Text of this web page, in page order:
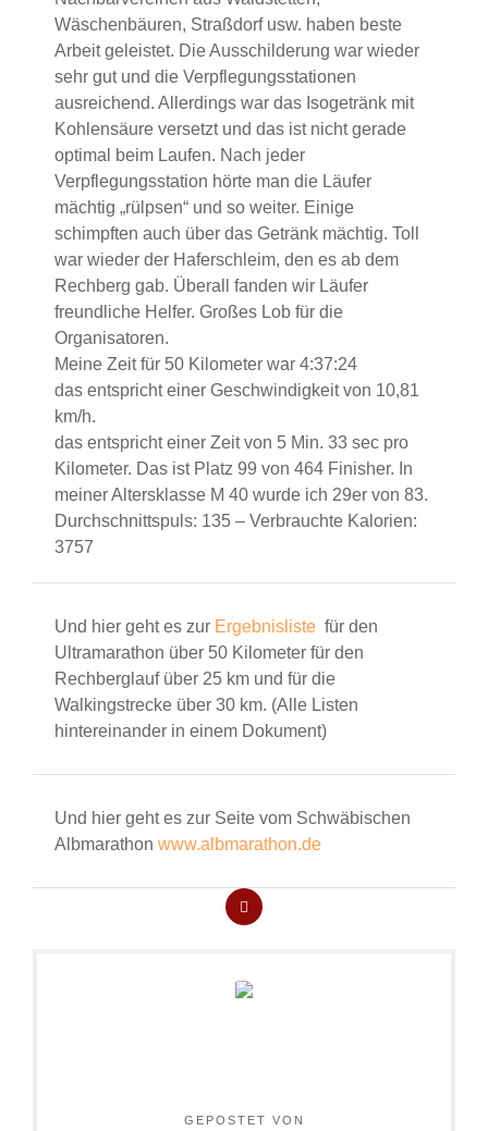
Wäschenbäuren, Straßdorf usw. haben beste
Arbeit geleistet. Die Ausschilderung war wieder
sehr gut und die Verpflegungsstationen
ausreichend. Allerdings war das Isogetränk mit
Kohlensäure versetzt und das ist nicht gerade
optimal beim Laufen. Nach jeder
Verpflegungsstation hörte man die Läufer
mächtig „rülpsen“ und so weiter. Einige
schimpften auch über das Getränk mächtig. Toll
war wieder der Haferschleim, den es ab dem
Rechberg gab. Überall fanden wir Läufer
freundliche Helfer. Großes Lob für die
Organisatoren.
Meine Zeit für 50 Kilometer war 4:37:24
das entspricht einer Geschwindigkeit von 10,81
km/h.
das entspricht einer Zeit von 5 Min. 33 sec pro
Kilometer. Das ist Platz 99 von 464 Finisher. In
meiner Altersklasse M 40 wurde ich 29er von 83.
Durchschnittspuls: 135 – Verbrauchte Kalorien:
3757
Und hier geht es zur Ergebnisliste für den
Ultramarathon über 50 Kilometer für den
Rechberglauf über 25 km und für die
Walkingstrecke über 30 km. (Alle Listen
hintereinander in einem Dokument)
Und hier geht es zur Seite vom Schwäbischen
Albmarathon www.albmarathon.de
GEPOSTET VON